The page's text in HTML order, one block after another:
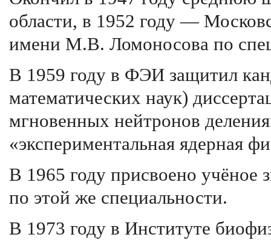
области, в 1952 году —
имени М.В. Ломоносова по
В 1959 году в ФЭИ защитил
математических наук)
мгновенных нейтронов
«экспериментальная ядерная
В 1965 году присвоено учёное
по этой же специальности.
В 1973 году в Институте